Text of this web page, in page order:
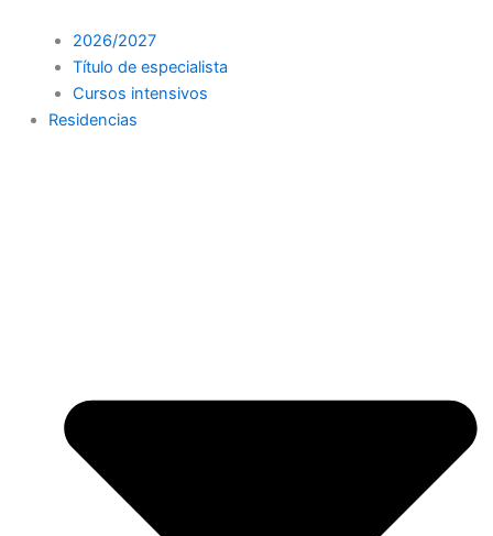
2026/2027
Título de especialista
Cursos intensivos
Residencias